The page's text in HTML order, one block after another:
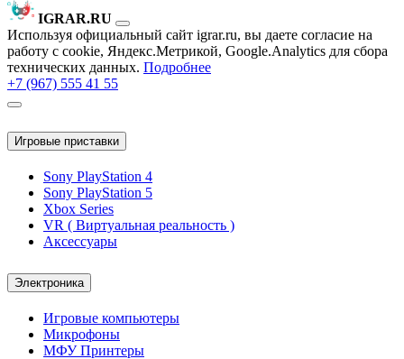
IGRAR.RU
Используя официальный сайт igrar.ru, вы даете согласие на
работу с cookie, Яндекс.Метрикой, Google.Analytics для сбора
технических данных. Подробнее
+7 (967) 555 41 55
Игровые приставки
Sony PlayStation 4
Sony PlayStation 5
Xbox Series
VR ( Виртуальная реальность )
Аксессуары
Электроника
Игровые компьютеры
Микрофоны
МФУ Принтеры